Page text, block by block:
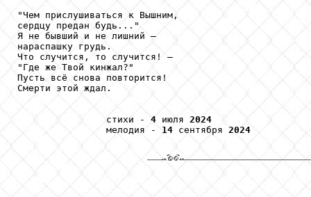
"Чем прислушиваться к Вышним,
сердцу предан будь..."
Я не бывший и не лишний —
нараспашку грудь.
Что случится, то случится! —
"Где же Твой кинжал?"
Пусть всё снова повторится!
Смерти этой ждал.
                стихи -
4 июля 2024
                мелодия -
14 сентября 2024